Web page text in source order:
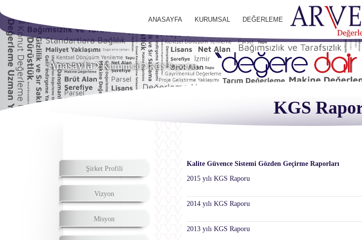
ANASAYFA
KURUMSAL DEĞERLEME
Anasayfa Kurumsal KGS Raporları
KGS
Şirket Profili
Vizyon
Misyon
Kalite Güvence Sistemi Gözden Geçirme Raporları
2015 yılı KGS Raporu
2014 yılı KGS Raporu
2013 yılı KGS Raporu